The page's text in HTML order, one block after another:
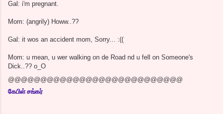
Gal: i'm pregnant.
Mom: (angrily) Howw..??
Gal: it wos an accident mom, Sorry... :((
Mom: u mean, u wer walking on de Road nd u fell on Someone's
Dick..?? o_O
@@@@@@@@@@@@@@@@@@@@@@@@@@@
கேபிள் சங்கர்